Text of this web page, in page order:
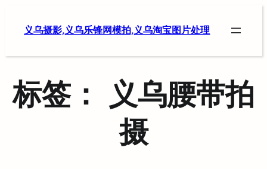
容
义乌摄影,义乌乐锋网模拍,义乌淘宝图片处理
标签：
义乌腰带拍
摄